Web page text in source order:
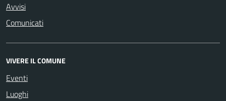
Avvisi
Comunicati
VIVERE IL COMUNE
Eventi
Luoghi